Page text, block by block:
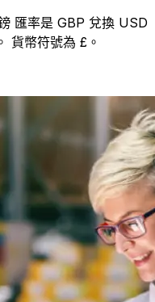
匯率是 GBP 兌換 USD
貨幣符號為 £。